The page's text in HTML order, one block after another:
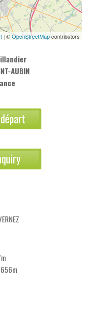
| ©OpenStreetMapcontributors
AUBIN